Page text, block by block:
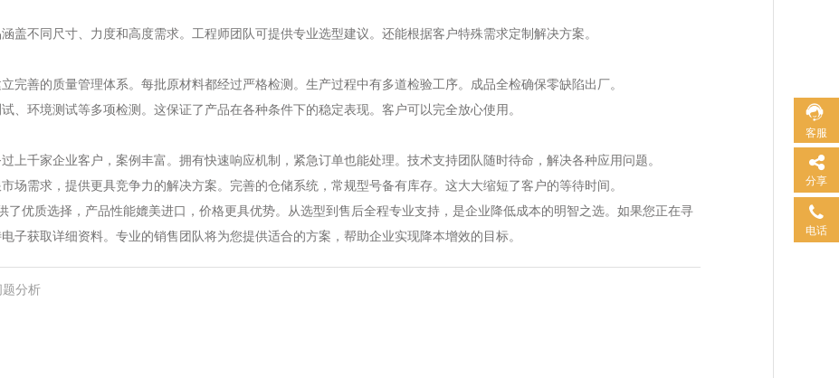
盖不同尺寸、力度和高度需求。工程师团队可提供专业选型建议。还能根据客户特殊需求定制解决方案。
完善的质量管理体系。每批原材料都经过严格检测。生产过程中有多道检验工序。成品全检确保零缺陷出厂。
、环境测试等多项检测。这保证了产品在各种条件下的稳定表现。客户可以完全放心使用。
上千家企业客户，案例丰富。拥有快速响应机制，紧急订单也能处理。技术支持团队随时待命，解决各种应用问题。
场需求，提供更具竞争力的解决方案。完善的仓储系统，常规型号备有库存。这大大缩短了客户的等待时间。
了优质选择，产品性能媲美进口，价格更具优势。从选型到售后全程专业支持，是企业降低成本的明智之选。如果您正在寻
子获取详细资料。专业的销售团队将为您提供适合的方案，帮助企业实现降本增效的目标。
分析
客服
分享
电话